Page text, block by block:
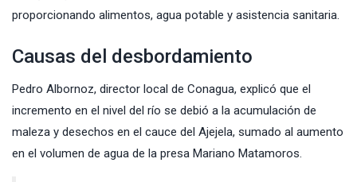
proporcionando alimentos, agua potable y asistencia sanitaria.
Causas del desbordamiento
Pedro Albornoz, director local de Conagua, explicó que el
incremento en el nivel del río se debió a la acumulación de
maleza y desechos en el cauce del Ajejela, sumado al aumento
en el volumen de agua de la presa Mariano Matamoros.